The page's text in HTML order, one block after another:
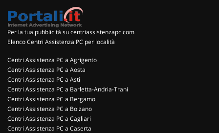
Per la tua pubblicità su centriassistenzapc.com
Elenco Centri Assistenza PC per località
Centri Assistenza PC a Agrigento
Centri Assistenza PC a Aosta
Centri Assistenza PC a Asti
Centri Assistenza PC a Barletta-Andria-Trani
Centri Assistenza PC a Bergamo
Centri Assistenza PC a Bolzano
Centri Assistenza PC a Cagliari
Centri Assistenza PC a Caserta